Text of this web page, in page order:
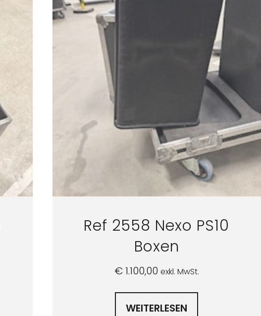
Ref 2558 Nexo PS10
Boxen
€1.100,00 exkl. MwSt.
WEITERLESEN